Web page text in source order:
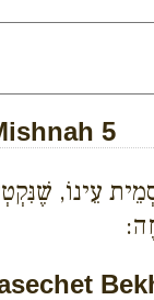
5
עֵינוֹ,